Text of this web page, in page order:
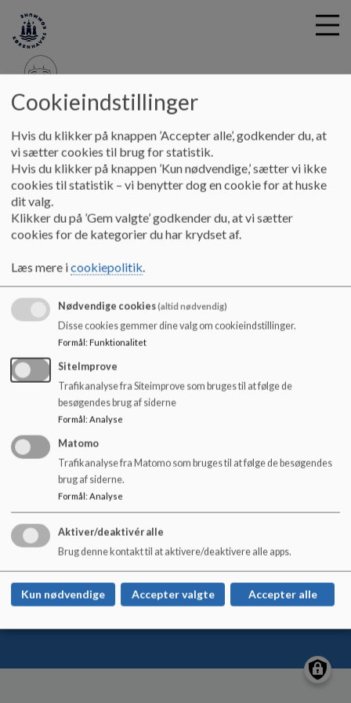
i
Børnehuset ByToften
Hjem
Velkommen til ByToften
Velkommen til ByToftens hjemmeside
Her vil du kunne finde relevant information om vores
institution.
Har du nogle spørgsmål, så kig under kontakt, hvor du finder
kontakt oplysninger på begge afdelinger og til ledelsen.
Børnehuset Bytoften
Toften 4, 2700 Brønshøj
37480@buf.kk.dk
+45 33665050
Tilgængelighedserklæring
Sitemap
Cookie politik
Cookieindstillinger
Hvis du klikker på knappen ’Accepter alle’, godkender du, at
vi sætter cookies til brug for statistik.
Hvis du klikker på knappen ’Kun nødvendige,’ sætter vi ikke
cookies til statistik – vi benytter dog en cookie for at huske
dit valg.
Klikker du på ’Gem valgte’ godkender du, at vi sætter
cookies for de kategorier du har krydset af.
Læs mere icookiepolitik.
Nødvendige cookies(altid nødvendig)
Disse cookies gemmer dine valg om cookieindstillinger.
Formål: Funktionalitet
SiteImprove
Trafikanalyse fra Siteimprove som bruges til at følge de
besøgendes brug af siderne
Formål: Analyse
Matomo
Trafikanalyse fra Matomo som bruges til at følge de besøgendes
brug af siderne.
Formål: Analyse
Aktiver/deaktivér alle
Brug denne kontakt til at aktivere/deaktivere alle apps.
Kun nødvendige Accepter valgte Accepter alle